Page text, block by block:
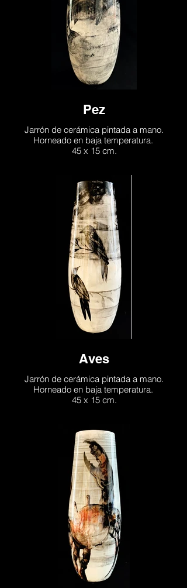
Pez
Jarrón de cerámica pintada a mano.
Horneado en baja temperatura.
45 x 15 cm.
Aves
Jarrón de cerámica pintada a mano.
Horneado en baja temperatura.
45 x 15 cm.